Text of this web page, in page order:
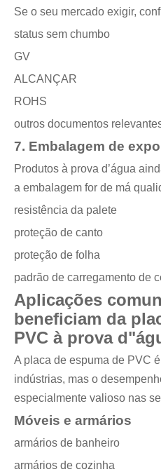
Se o seu mercado exigir,
status sem chumbo
GV
ALCANÇAR
ROHS
outros documentos
7. Embalagem de
Produtos à prova d’água
a embalagem for de má
resistência da palete
proteção de canto
proteção de folha
padrão de carregamento de
Aplicações
beneficiam da
PVC à prova
A placa de espuma de PVC
indústrias, mas o
especialmente valioso nas
Móveis e armários
armários de banheiro
armários de cozinha